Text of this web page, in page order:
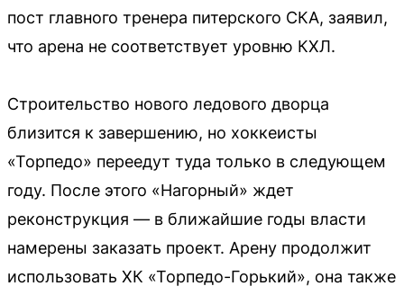
пост главного тренера питерского СКА, заявил,
что арена не соответствует уровню КХЛ.
Строительство нового ледового дворца
близится к завершению, но хоккеисты
«Торпедо» переедут туда только в следующем
году. После этого «Нагорный» ждет
реконструкция — в ближайшие годы власти
намерены заказать проект. Арену продолжит
использовать ХК «Торпедо-Горький», она также